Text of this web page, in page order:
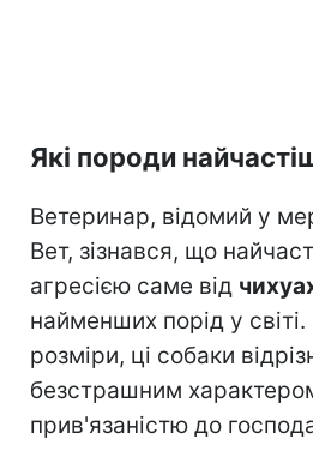
Які породи
Ветеринар, відомий у
Вет, зізнався, що
агресією саме від
найменших порід у світі.
розміри, ці собаки
безстрашним
прив'язаністю до